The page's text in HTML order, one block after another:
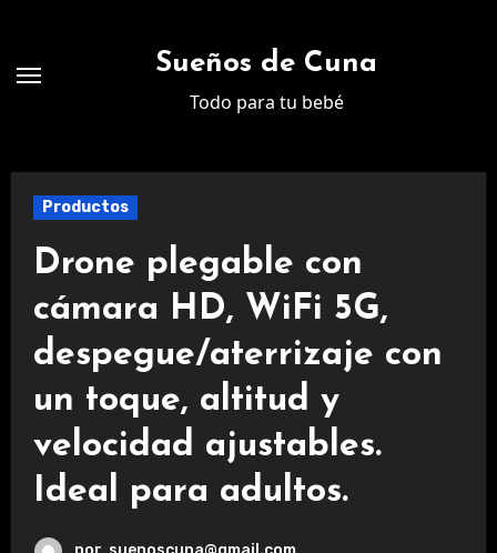
contenido
Sueños de Cuna
Todo para tu bebé
Productos
Drone plegable con
cámara HD, WiFi 5G,
despegue/aterrizaje con
un toque, altitud y
velocidad ajustables.
Ideal para adultos.